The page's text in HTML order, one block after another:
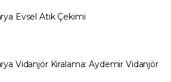
Evsel Atık Çekimi
Vidanjör Kiralama: Aydemir Vidanjör